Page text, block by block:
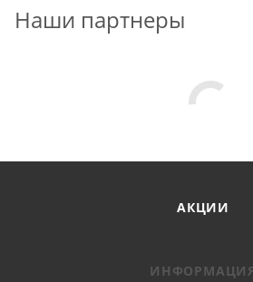
Наши партнеры
АКЦИИ